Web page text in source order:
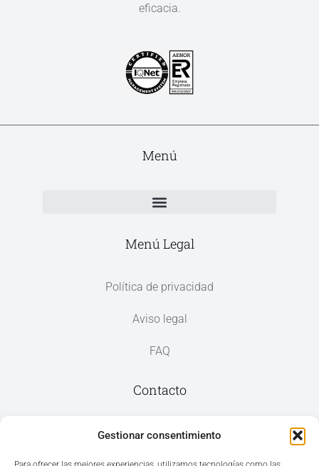
Gestionar consentimiento
eficacia.
Menú
Menú Legal
Política de privacidad
Aviso legal
FAQ
Contacto
Av. del Mar, 59, 03187 Los Montesinos,